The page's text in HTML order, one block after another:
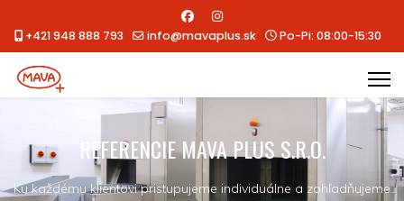
+421 948 888 793 info@mavaplus.sk Po-Pi: 08:00-15:30
REFERENCIE MAVA PLUS S.R.O.
Ku každému klientovi pristupujeme individuálne a zohľadňujeme